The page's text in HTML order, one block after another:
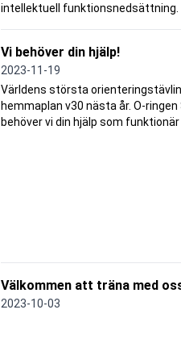
intellektuell funktionsnedsättning.
Vi behöver din hjälp!
2023-11-19
Världens största
hemmaplan v30 nästa år. O-
behöver vi din hjälp som
Välkommen att träna med
2023-10-03